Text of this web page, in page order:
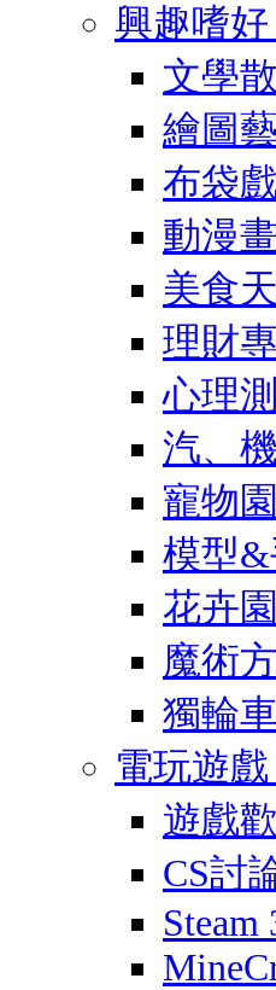
興趣嗜好
文學
繪圖
布袋戲
動漫
美食
理財
心理
汽、
寵物
模型
花卉
魔術
獨輪
電玩遊戲
遊戲
CS討
Steam